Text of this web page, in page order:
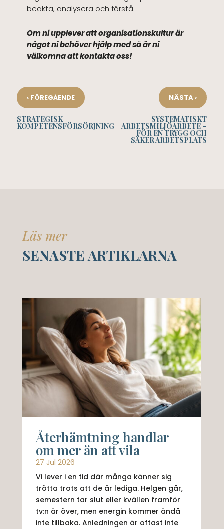
beakta, analysera och förstå.
Om ni upplever att organisationskultur är
något ni behöver hjälp med så är ni
välkomna att kontakta oss!
‹FÖREGÅENDE
STRATEGISK
KOMPETENSFÖRSÖRJNING
NÄSTA ›
SYSTEMATISKT
ARBETSMILJÖARBETE –
FÖR EN TRYGG OCH
SÄKER ARBETSPLATS
Läs mer
SENASTE ARTIKLARNA
Återhämtning handlar
om mer än att vila
27 Jul 2026
Vi lever i en tid där många känner sig
trötta trots att de är lediga. Helgen går,
semestern tar slut eller kvällen framför
tv:n är över, men energin kommer ändå
inte tillbaka. Anledningen är oftast inte